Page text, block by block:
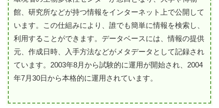
館、研究所などが持つ情報をインターネット上で公開して
います。この仕組みにより、誰でも簡単に情報を検索し、
利用することができます。データベースには、情報の提供
元、作成日時、入手方法などがメタデータとして記録され
ています。2003年8月から試験的に運用が開始され、2004
年7月30日から本格的に運用されています。